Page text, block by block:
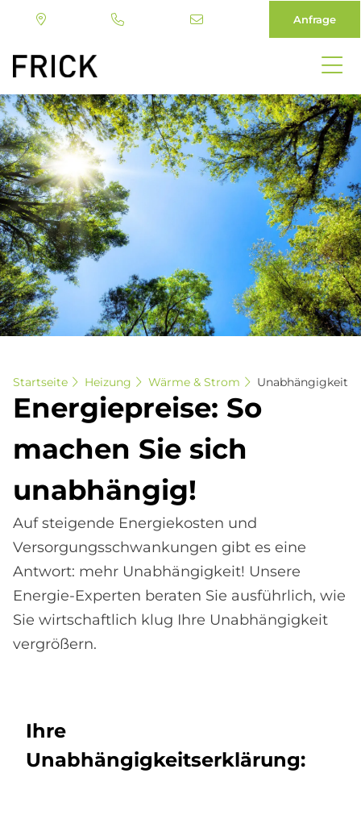
Direkt
zum
Inhalt
Anfrage
Startseite Heizung Wärme & Strom Unabhängigkeit
En­er­gie­prei­se: So
ma­chen Sie sich
un­ab­hän­gig!
Auf steigende Energiekosten und
Versorgungsschwankungen gibt es eine
Antwort: mehr Unabhängigkeit! Unsere
Energie-Experten beraten Sie ausführlich, wie
Sie wirtschaftlich klug Ihre Unabhängigkeit
vergrößern.
Ihre
Un­ab­hän­gig­keits­er­klä­rung: